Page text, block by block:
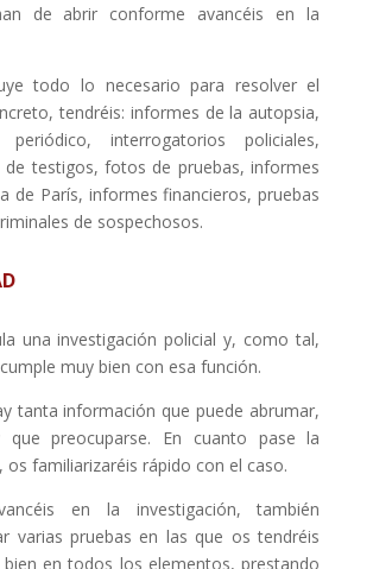
de abrir conforme avancéis en la
todo lo necesario para resolver el
tendréis: informes de la autopsia,
interrogatorios policiales,
de testigos, fotos de pruebas, informes
de París, informes financieros, pruebas
de sospechosos.
una investigación policial y, como tal,
muy bien con esa función.
tanta información que puede abrumar,
preocuparse. En cuanto pase la
os familiarizaréis rápido con el caso.
en la investigación, también
varias pruebas en las que os tendréis
en todos los elementos, prestando